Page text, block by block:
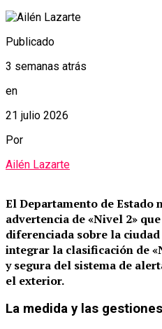
Publicado
3 semanas atrás
en
21 julio 2026
Por
Ailén Lazarte
El Departamento de
advertencia de «Nivel 2»
diferenciada sobre la
integrar la clasificación de
y segura del sistema de
el exterior.
La medida y las